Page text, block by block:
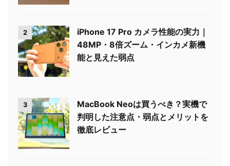
2
iPhone 17 Pro カメラ性能の実力｜
48MP・8倍ズーム・インカメ新機
能と見えた弱点
3
MacBook Neoは買うべき？実機で
判明した注意点・弱点とメリットを
徹底レビュー